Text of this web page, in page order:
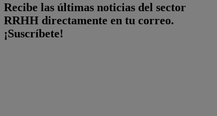
Recibe las últimas noticias del sector
RRHH directamente en tu correo.
¡Suscríbete!